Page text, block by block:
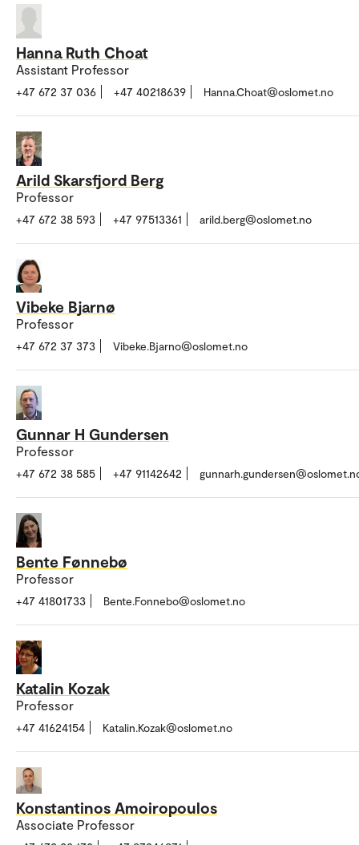
Hanna Ruth Choat
Assistant Professor
+47 672 37 036 +47 40218639 Hanna.Choat@oslomet.no
Arild Skarsfjord Berg
Professor
+47 672 38 593 +47 97513361 arild.berg@oslomet.no
Vibeke Bjarnø
Professor
+47 672 37 373 Vibeke.Bjarno@oslomet.no
Gunnar H Gundersen
Professor
+47 672 38 585 +47 91142642
Bente Fønnebø
Professor
+47 41801733 Bente.Fonnebo@oslomet.no
Katalin Kozak
Professor
+47 41624154 Katalin.Kozak@oslomet.no
Konstantinos Amoiropoulos
Associate Professor